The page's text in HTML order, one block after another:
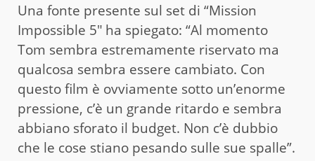
Una fonte presente sul set di “Mission
Impossible 5″ ha spiegato: “Al momento
Tom sembra estremamente riservato ma
qualcosa sembra essere cambiato. Con
questo film è ovviamente sotto un’enorme
pressione, c’è un grande ritardo e sembra
abbiano sforato il budget. Non c’è dubbio
che le cose stiano pesando sulle sue spalle”.